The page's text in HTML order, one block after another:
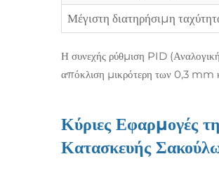
Μέγιστη διατηρήσιμη
Η συνεχής ρύθμιση PID
απόκλιση μικρότερη των 0,3 mm
Κύριες Εφαρμογές
Κατασκευής